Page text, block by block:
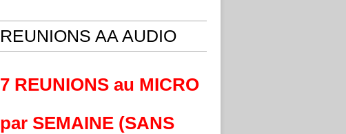
REUNIONS AA AUDIO
7 REUNIONS au MICRO
par SEMAINE (SANS